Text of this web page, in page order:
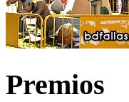
Premios